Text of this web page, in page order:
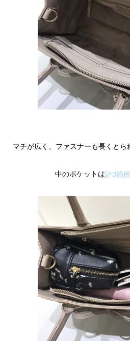
マチが広く、ファスナーも長くと
中のポケットは計3箇所